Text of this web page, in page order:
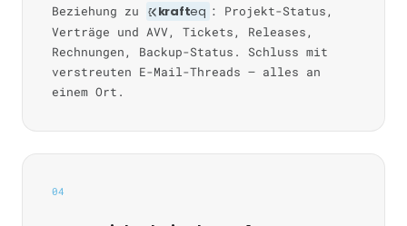
Beziehung zu
krafteq : Projekt-Status,
Verträge und AVV, Tickets, Releases,
Rechnungen, Backup-Status. Schluss mit
verstreuten E-Mail-Threads — alles an
einem Ort.
04